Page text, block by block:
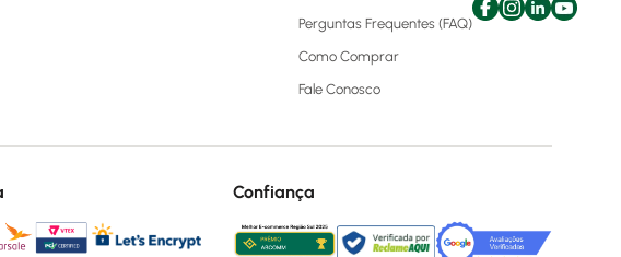
Perguntas Frequentes (FAQ)
Como Comprar
Fale Conosco
Confiança